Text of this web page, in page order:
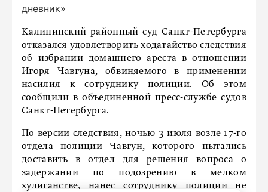
дневник»
Калининский районный суд Санкт-Петербурга
отказался удовлетворить ходатайство следствия
об избрании домашнего ареста в отношении
Игоря Чавгуна, обвиняемого в применении
насилия к сотруднику полиции. Об этом
сообщили в объединенной пресс-службе судов
Санкт-Петербурга.
По версии следствия, ночью 3 июля возле 17-го
отдела полиции Чавгун, которого пытались
доставить в отдел для решения вопроса о
задержании по подозрению в мелком
хулиганстве, нанес сотруднику полиции не